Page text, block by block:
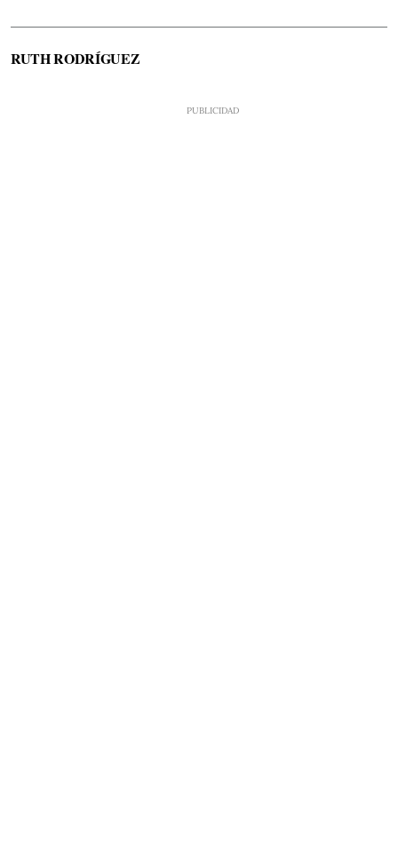
RUTH RODRÍGUEZ